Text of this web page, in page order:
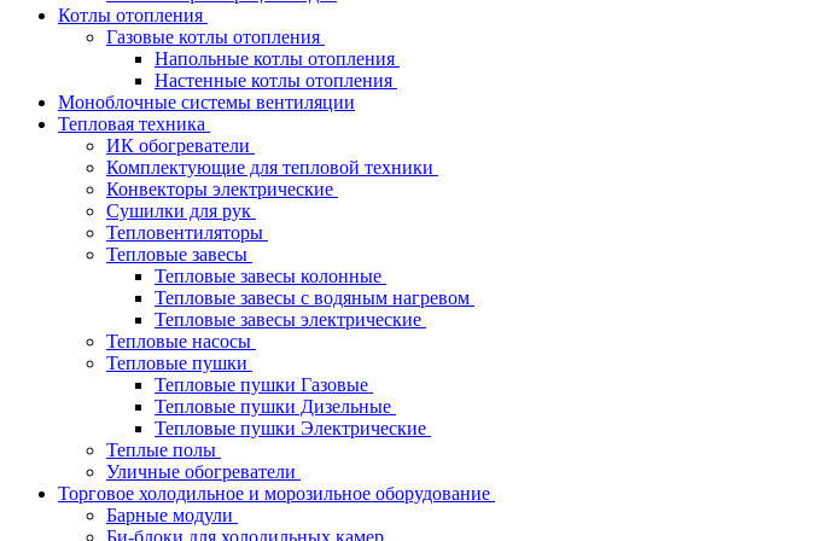
Котлы отопления
Газовые котлы отопления
Напольные котлы отопления
Настенные котлы отопления
Моноблочные системы вентиляции
Тепловая техника
ИК обогреватели
Комплектующие для тепловой техники
Конвекторы электрические
Сушилки для рук
Тепловентиляторы
Тепловые завесы
Тепловые завесы колонные
Тепловые завесы с водяным нагревом
Тепловые завесы электрические
Тепловые насосы
Тепловые пушки
Тепловые пушки Газовые
Тепловые пушки Дизельные
Тепловые пушки Электрические
Теплые полы
Уличные обогреватели
Торговое холодильное и морозильное оборудование
Барные модули
Би-блоки для холодильных камер